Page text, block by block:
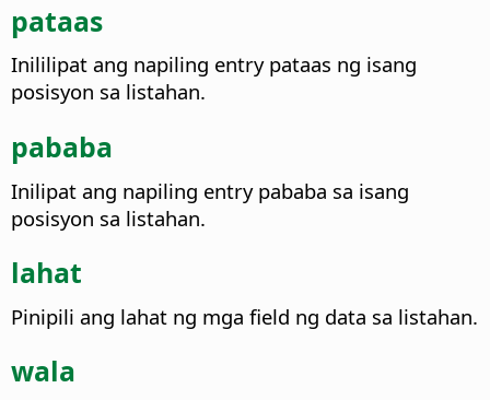
pataas
Inililipat ang napiling entry pataas ng isang
posisyon sa listahan.
pababa
Inilipat ang napiling entry pababa sa isang
posisyon sa listahan.
lahat
Pinipili ang lahat ng mga field ng data sa listahan.
wala